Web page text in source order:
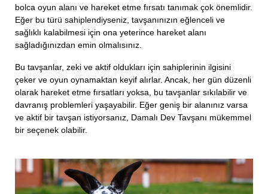
bolca oyun alanı ve hareket etme fırsatı tanımak çok önemlidir.
Eğer bu türü sahiplendiyseniz, tavşanınızın eğlenceli ve
sağlıklı kalabilmesi için ona yeterince hareket alanı
sağladığınızdan emin olmalısınız.
Bu tavşanlar, zeki ve aktif oldukları için sahiplerinin ilgisini
çeker ve oyun oynamaktan keyif alırlar. Ancak, her gün düzenli
olarak hareket etme fırsatları yoksa, bu tavşanlar sıkılabilir ve
davranış problemleri yaşayabilir. Eğer geniş bir alanınız varsa
ve aktif bir tavşan istiyorsanız, Damalı Dev Tavşanı mükemmel
bir seçenek olabilir.